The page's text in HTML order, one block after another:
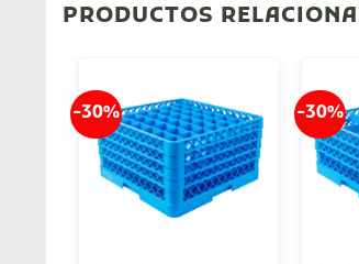
PRODUCTOS
-30% -30%